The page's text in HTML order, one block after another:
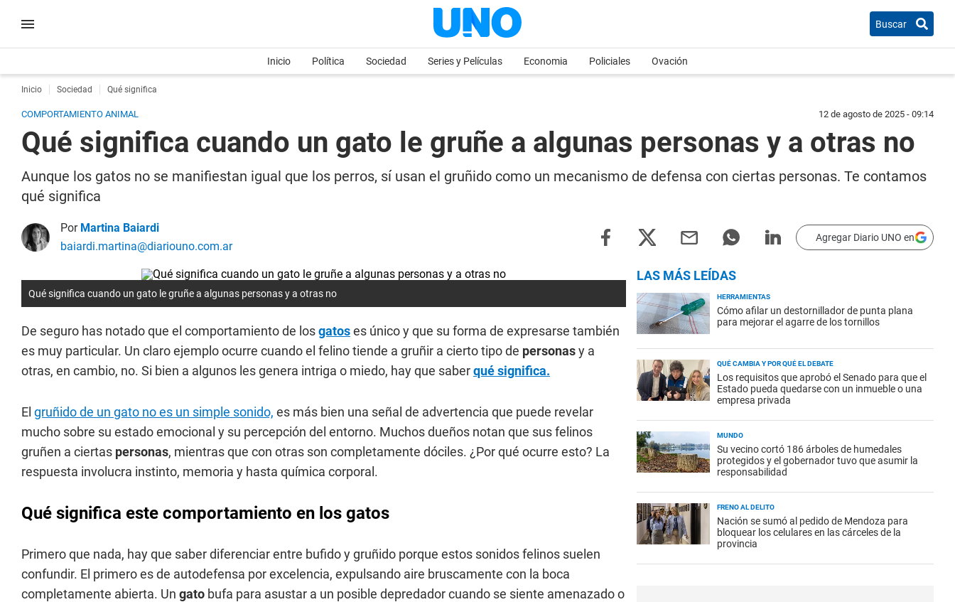
Buscar
Inicio Política Sociedad Series y Películas Economia Policiales Ovación
Inicio Sociedad Qué significa
COMPORTAMIENTO ANIMAL 12 de agosto de 2025 - 09:14
Qué significa cuando un gato le gruñe a algunas personas y a otras no
Aunque los gatos no se manifiestan igual que los perros, sí usan el gruñido como un mecanismo de defensa con ciertas personas. Te contamos
qué significa
Por Martina Baiardi
baiardi.martina@diariouno.com.ar
Agregar Diario UNO en
Qué significa cuando un gato le gruñe a algunas personas y a otras no
De seguro has notado que el comportamiento de losgatoses único y que su forma de expresarse también
es muy particular. Un claro ejemplo ocurre cuando el felino tiende a gruñir a cierto tipo de personasy a
otras, en cambio, no. Si bien a algunos les genera intriga o miedo, hay que saberqué significa.
El gruñido de un gato no es un simple sonido, es más bien una señal de advertencia que puede revelar
mucho sobre su estado emocional y su percepción del entorno. Muchos dueños notan que sus felinos
gruñen a ciertas personas, mientras que con otras son completamente dóciles. ¿Por qué ocurre esto? La
respuesta involucra instinto, memoria y hasta química corporal.
Qué significa este comportamiento en los gatos
Primero que nada, hay que saber diferenciar entre bufido y gruñido porque estos sonidos felinos suelen
confundir. El primero es de autodefensa por excelencia, expulsando aire bruscamente con la boca
completamente abierta. Un gato bufa para asustar a un posible depredador cuando se siente amenazado o
LAS MÁS LEÍDAS
HERRAMIENTAS
Cómo afilar un destornillador de punta plana
para mejorar el agarre de los tornillos
QUÉ CAMBIA Y POR QUÉ EL DEBATE
Los requisitos que aprobó el Senado para que el
Estado pueda quedarse con un inmueble o una
empresa privada
MUNDO
Su vecino cortó 186 árboles de humedales
protegidos y el gobernador tuvo que asumir la
responsabilidad
FRENO AL DELITO
Nación se sumó al pedido de Mendoza para
bloquear los celulares en las cárceles de la
provincia